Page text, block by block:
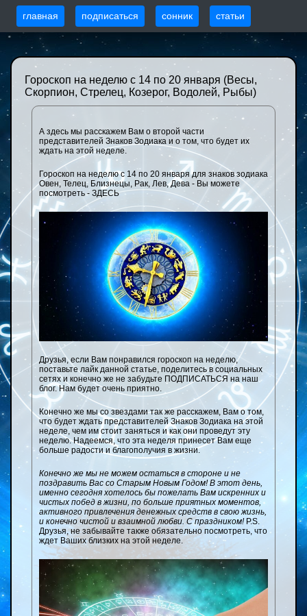
главная подписаться сонник статьи
Гороскоп на неделю с 14 по 20 января (Весы,
Скорпион, Стрелец, Козерог, Водолей, Рыбы)
А здесь мы расскажем Вам о второй части
представителей Знаков Зодиака и о том, что будет их
ждать на этой неделе.
Гороскоп на неделю с 14 по 20 января для знаков зодиака
Овен, Телец, Близнецы, Рак, Лев, Дева - Вы можете
посмотреть - ЗДЕСЬ
Друзья, если Вам понравился гороскоп на неделю,
поставьте лайк данной статье, поделитесь в социальных
сетях и конечно же не забудьте ПОДПИСАТЬСЯ на наш
блог. Нам будет очень приятно.
Конечно же мы со звездами так же расскажем, Вам о том,
что будет ждать представителей Знаков Зодиака на этой
неделе, чем им стоит заняться и как они проведут эту
неделю. Надеемся, что эта неделя принесет Вам еще
больше радости и благополучия в жизни.
Конечно же мы не можем остаться в стороне и не
поздравить Вас со Старым Новым Годом! В этот день,
именно сегодня хотелось бы пожелать Вам искренних и
чистых побед в жизни, по больше приятных моментов,
активного привлечения денежных средств в свою жизнь,
и конечно чистой и взаимной любви. С праздником!P.S.
Друзья, не забывайте также обязательно посмотреть, что
ждет Ваших близких на этой неделе.